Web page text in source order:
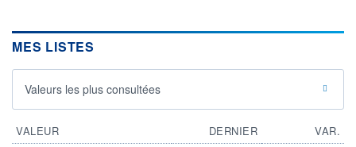
MES LISTES
Valeurs les plus consultées
VALEUR DERNIER
VAR.